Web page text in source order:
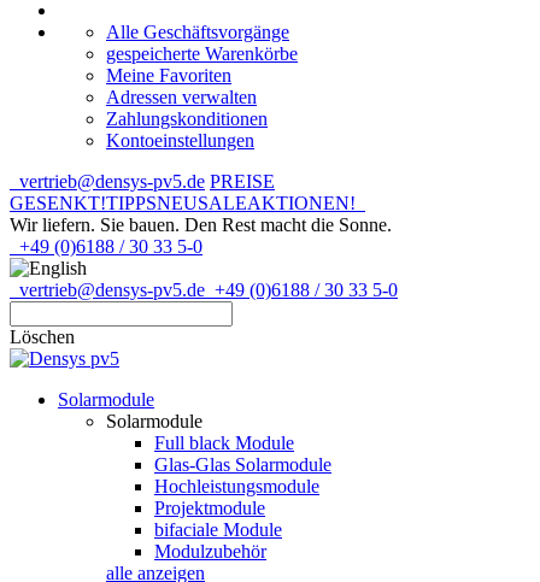
Alle Geschäftsvorgänge
gespeicherte Warenkörbe
Meine Favoriten
Adressen verwalten
Zahlungskonditionen
Kontoeinstellungen
vertrieb@densys-pv5.de PREISE
GESENKT!TIPPSNEUSALEAKTIONEN!
Wir liefern. Sie bauen. Den Rest macht die Sonne.
+49 (0)6188 / 30 33 5-0
vertrieb@densys-pv5.de +49 (0)6188 / 30 33 5-0
Löschen
Solarmodule
Solarmodule
Full black Module
Glas-Glas Solarmodule
Hochleistungsmodule
Projektmodule
bifaciale Module
Modulzubehör
alle anzeigen